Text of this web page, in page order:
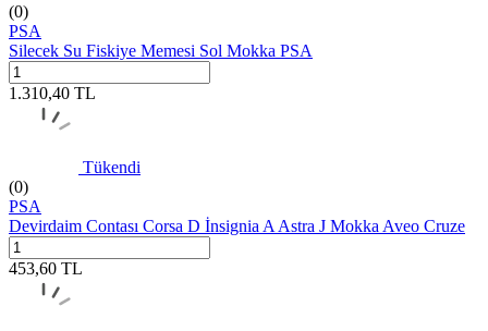
(0)
PSA
Silecek Su Fiskiye Memesi Sol Mokka PSA
1.310,40 TL
Tükendi
(0)
PSA
Devirdaim Contası Corsa D İnsignia A Astra J Mokka Aveo Cruze
453,60 TL